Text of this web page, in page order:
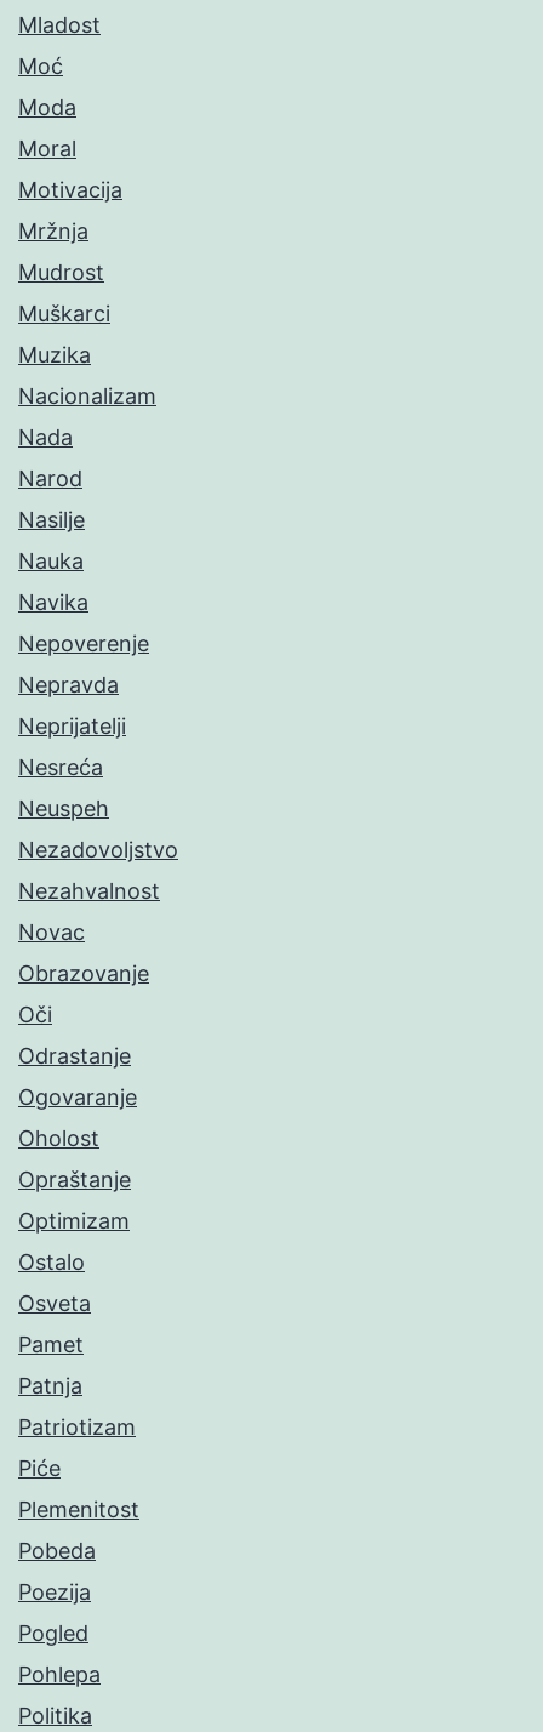
Mladost
Moć
Moda
Moral
Motivacija
Mržnja
Mudrost
Muškarci
Muzika
Nacionalizam
Nada
Narod
Nasilje
Nauka
Navika
Nepoverenje
Nepravda
Neprijatelji
Nesreća
Neuspeh
Nezadovoljstvo
Nezahvalnost
Novac
Obrazovanje
Oči
Odrastanje
Ogovaranje
Oholost
Opraštanje
Optimizam
Ostalo
Osveta
Pamet
Patnja
Patriotizam
Piće
Plemenitost
Pobeda
Poezija
Pogled
Pohlepa
Politika